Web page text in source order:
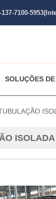
137-7100-
SOLUÇÕES